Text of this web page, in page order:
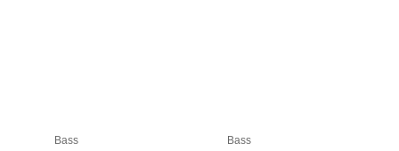
Bass Bass